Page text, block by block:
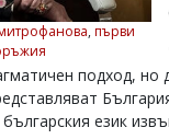
, първи
подход,
език